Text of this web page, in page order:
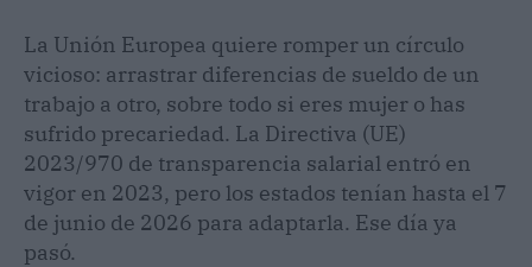
La Unión Europea quiere romper un círculo
vicioso: arrastrar diferencias de sueldo de un
trabajo a otro, sobre todo si eres mujer o has
sufrido precariedad. La Directiva (UE)
2023/970 de transparencia salarial entró en
vigor en 2023, pero los estados tenían hasta el 7
de junio de 2026 para adaptarla. Ese día ya
pasó.